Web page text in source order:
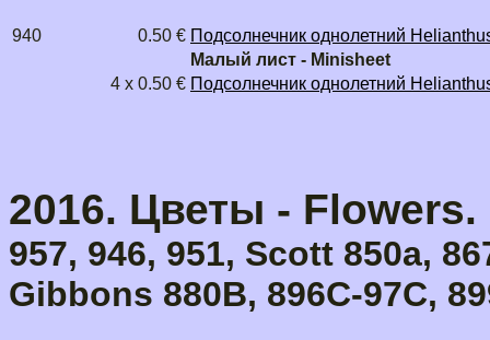
940 0.50 € Подсолнечник однолетний
Малый лист - Minisheet
4 x 0.50 € Подсолнечник однолетний
2016. Цветы -
957, 946, 951, Scott 850a,
Gibbons 880B, 896C-97C,